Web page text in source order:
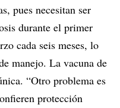
pues necesitan ser
durante el primer
cada seis meses, lo
manejo. La vacuna de
“Otro problema es
protección